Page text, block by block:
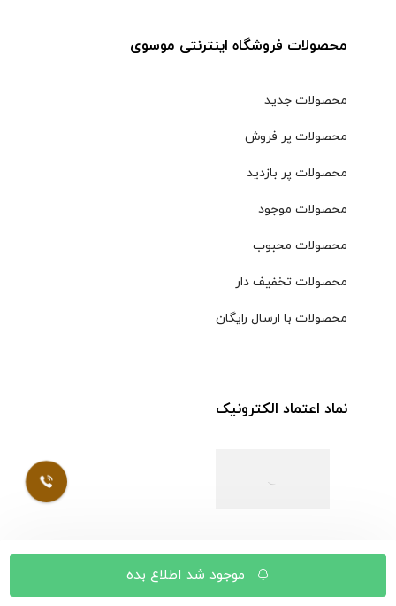
محصولات فروشگاه اینترنتی موسوی
محصولات جدید
محصولات پر فروش
محصولات پر بازدید
محصولات موجود
محصولات محبوب
محصولات تخفیف دار
محصولات با ارسال رایگان
نماد اعتماد الکترونیک